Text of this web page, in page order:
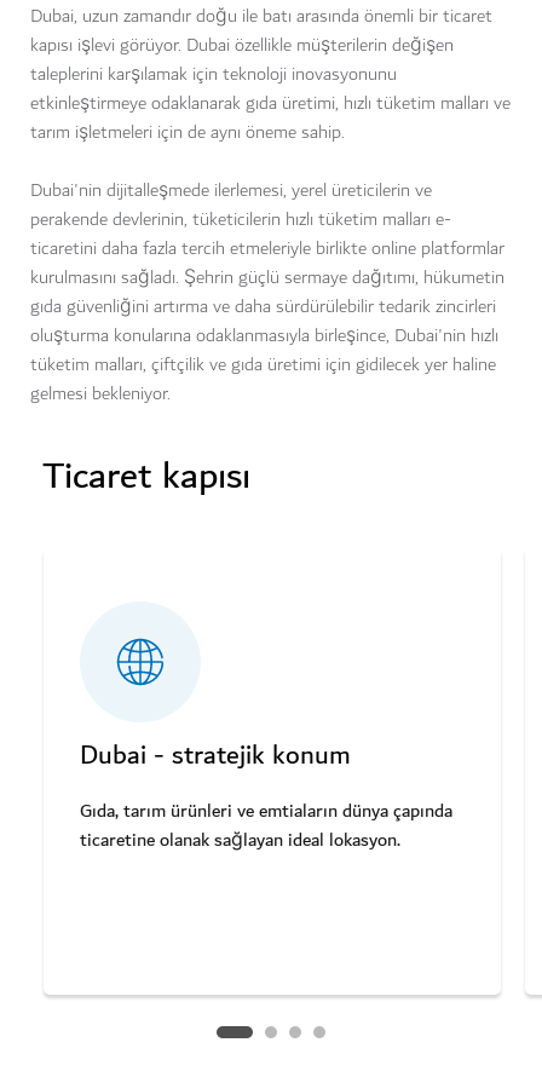
Dubai, uzun zamandır doğu ile batı arasında önemli bir ticaret
kapısı işlevi görüyor. Dubai özellikle müşterilerin değişen
taleplerini karşılamak için teknoloji inovasyonunu
etkinleştirmeye odaklanarak gıda üretimi, hızlı tüketim malları ve
tarım işletmeleri için de aynı öneme sahip.
Dubai'nin dijitalleşmede ilerlemesi, yerel üreticilerin ve
perakende devlerinin, tüketicilerin hızlı tüketim malları e-
ticaretini daha fazla tercih etmeleriyle birlikte online platformlar
kurulmasını sağladı. Şehrin güçlü sermaye dağıtımı, hükumetin
gıda güvenliğini artırma ve daha sürdürülebilir tedarik zincirleri
oluşturma konularına odaklanmasıyla birleşince, Dubai'nin hızlı
tüketim malları, çiftçilik ve gıda üretimi için gidilecek yer haline
gelmesi bekleniyor.
Ticaret kapısı
Dubai - stratejik konum
Gıda, tarım ürünleri ve emtiaların dünya çapında
ticaretine olanak sağlayan ideal lokasyon.